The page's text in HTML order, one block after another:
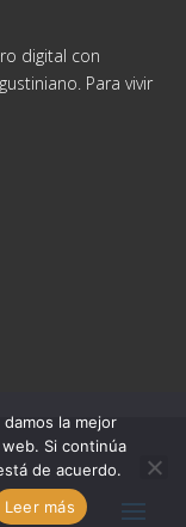
digital con
Para vivir
la mejor
Si continúa
de acuerdo.
Leer más